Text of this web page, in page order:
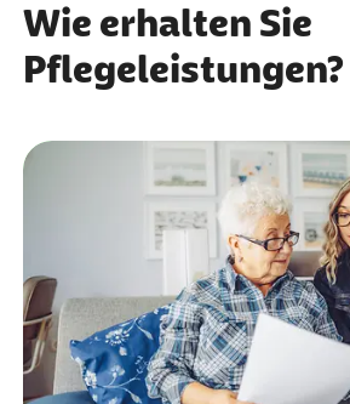
Wie erhalten Sie
Pflegeleistungen?